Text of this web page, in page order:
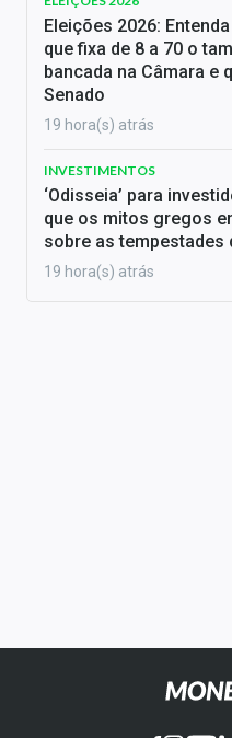
Eleições 2026:
que fixa de 8 a 70 o
bancada na Câmara e
Senado
19 hora(s) atrás
INVESTIMENTOS
‘Odisseia’ para
que os mitos gregos
sobre as tempestades
19 hora(s) atrás